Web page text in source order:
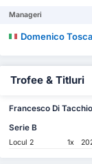
Manageri
Domenico
Trofee & Titluri
Francesco Di
Serie B
Locul 2 1x